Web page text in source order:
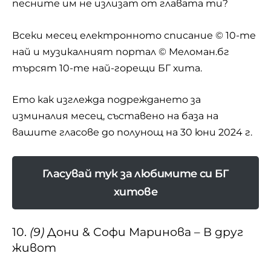
песните им не излизат от главата ти?
Всеки месец електронното списание © 10-те
най и музикалният портал © Меломан.бг
търсят 10-те най-горещи БГ хита.
Ето как изглежда подреждането за
изминалия месец, съставено на база на
вашите гласове до полунощ на 30 юни 2024 г.
Гласувай тук за любимите си БГ
хитове
10. (9) Дони & Софи Маринова – В друг
живот